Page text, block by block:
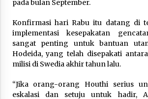
pada bulan September.
Konfirmasi hari Rabu itu datang di
implementasi kesepakatan
sangat penting untuk bantuan
Hodeida, yang telah disepakati
milisi di Swedia akhir tahun lalu.
“Jika orang-orang Houthi serius
eskalasi dan setuju untuk hadir,